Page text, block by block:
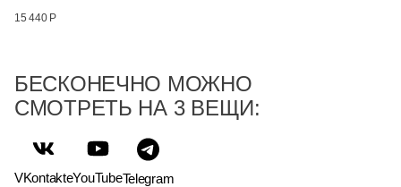
15 440 Р
БЕСКОНЕЧНО МОЖНО
СМОТРЕТЬ НА 3 ВЕЩИ:
VKontakteYouTubeTelegram